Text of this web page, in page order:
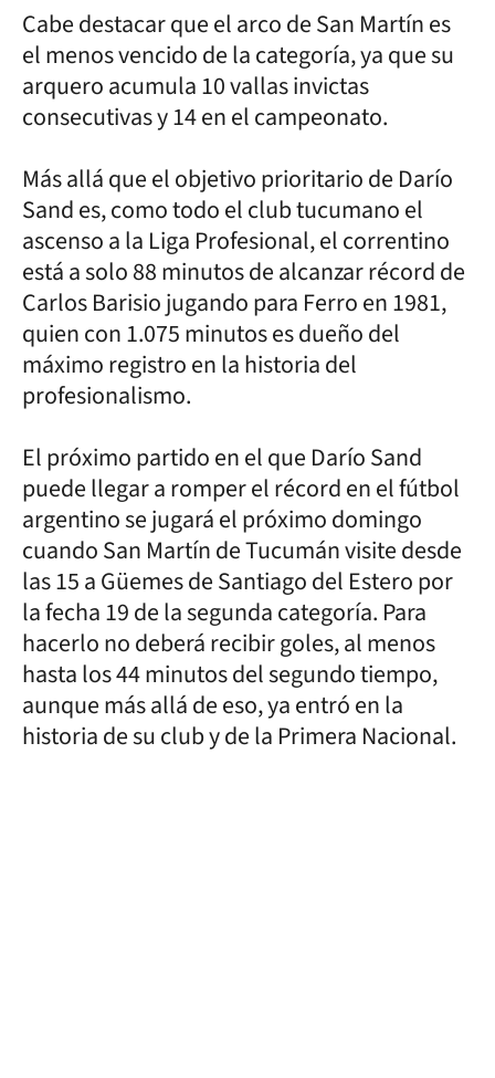
Cabe destacar que el arco de San Martín es
el menos vencido de la categoría, ya que su
arquero acumula 10 vallas invictas
consecutivas y 14 en el campeonato.
Más allá que el objetivo prioritario de Darío
Sand es, como todo el club tucumano el
ascenso a la Liga Profesional, el correntino
está a solo 88 minutos de alcanzar récord de
Carlos Barisio jugando para Ferro en 1981,
quien con 1.075 minutos es dueño del
máximo registro en la historia del
profesionalismo.
El próximo partido en el que Darío Sand
puede llegar a romper el récord en el fútbol
argentino se jugará el próximo domingo
cuando San Martín de Tucumán visite desde
las 15 a Güemes de Santiago del Estero por
la fecha 19 de la segunda categoría. Para
hacerlo no deberá recibir goles, al menos
hasta los 44 minutos del segundo tiempo,
aunque más allá de eso, ya entró en la
historia de su club y de la Primera Nacional.